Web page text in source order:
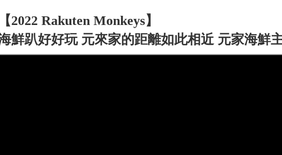
【2022 Rakuten Monkeys】
鮮趴好好玩 元來家的距離如此相近 元家海鮮